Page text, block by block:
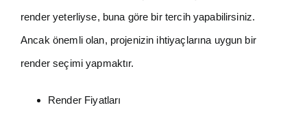
render yeterliyse, buna göre bir tercih yapabilirsiniz.
Ancak önemli olan, projenizin ihtiyaçlarına uygun bir
render seçimi yapmaktır.
Render Fiyatları